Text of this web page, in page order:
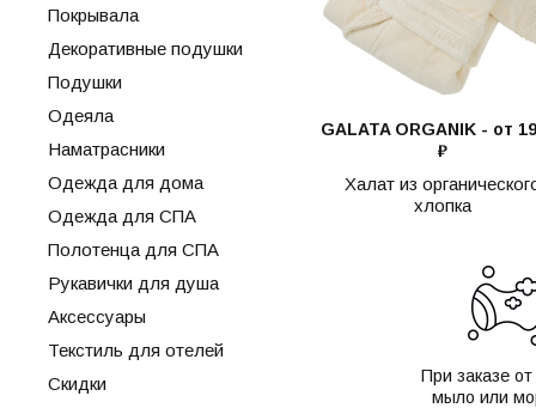
Покрывала
Декоративные подушки
Подушки
Одеяла
Наматрасники
Одежда для дома
Одежда для СПА
Полотенца для СПА
Рукавички для душа
Аксессуары
Текстиль для отелей
Скидки
GALATA ORGANIK - от
₽
Халат из
хлопка
При заказе
мыло или